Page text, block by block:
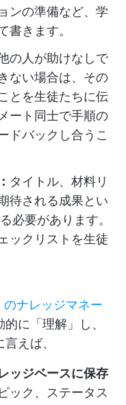
ンの準備など、学
書きます。
の人が助けなしで
ない場合は、その
とを生徒たちに伝
ート同士で手順の
ドバックし合うこ
タイトル、材料リ
待される成果とい
必要があります。
ックリストを生徒
ナレッジマネー
に「理解」し、
えば、
ッジベースに保存
ック、ステータス